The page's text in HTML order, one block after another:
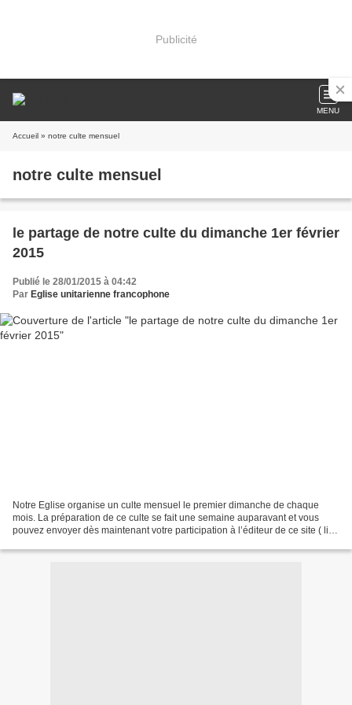
Publicité
MENU
Accueil » notre culte mensuel
notre culte mensuel
le partage de notre culte du dimanche 1er février
2015
Publié le 28/01/2015 à 04:42
Par Eglise unitarienne francophone
Notre Eglise organise un culte mensuel le premier dimanche de chaque
mois. La préparation de ce culte se fait une semaine auparavant et vous
pouvez envoyer dès maintenant votre participation à l’éditeur de ce site ( lien